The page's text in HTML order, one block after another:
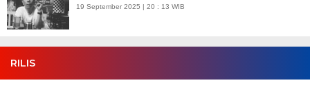
19 September 2025 | 20 : 13 WIB
RILIS